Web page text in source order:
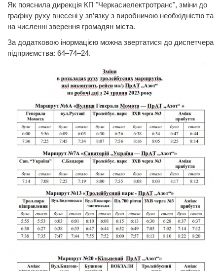
Як пояснила дирекція КП "Черкасиелектротранс", зміни до
графіку руху внесені у зв’язку з виробничою необхідністю та
на численні зверення громадян міста.
За додатковою інормацією можна звертатися до диспетчера
підприємства: 64–74–24.